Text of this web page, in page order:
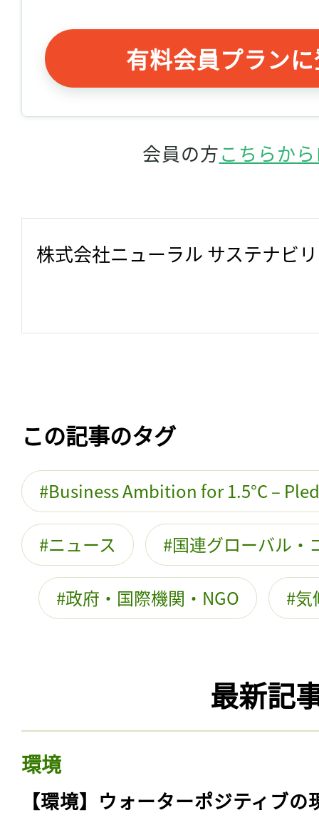
有料会員プラン
会員の方こちらか
株式会社ニューラル サステナビ
この記事のタグ
Business Ambition for 1.5°C –
ニュース 国連グローバル・
政府・国際機関・NGO 気
最新記
環境
【環境】ウォーターポジティブの